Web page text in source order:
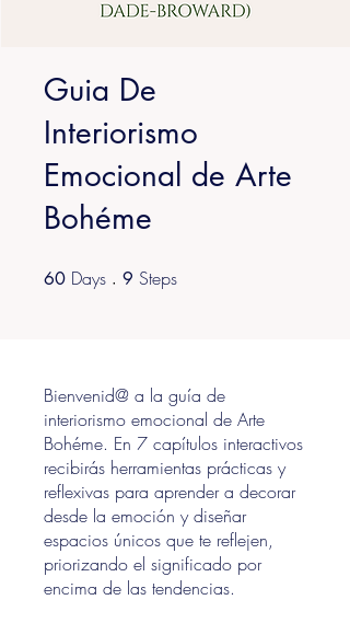
Guia De
Interiorismo
Emocional de Arte
Bohéme
60 Days 60 Days
9 Steps
Bienvenid@ a la guía de
interiorismo emocional de Arte
Bohéme. En 7 capítulos interactivos
recibirás herramientas prácticas y
reflexivas para aprender a decorar
desde la emoción y diseñar
espacios únicos que te reflejen,
priorizando el significado por
encima de las tendencias.